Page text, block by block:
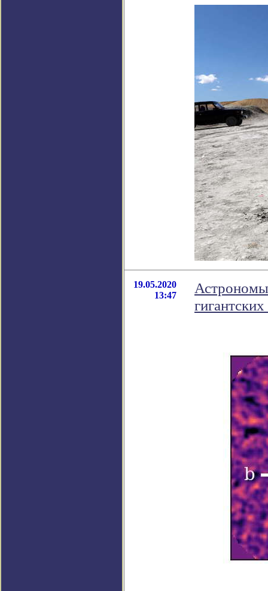
19.05.2020
13:47